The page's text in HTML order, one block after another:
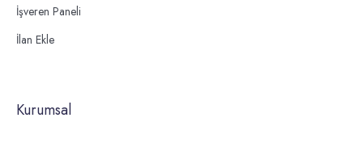
İşveren Paneli
İlan Ekle
Kurumsal